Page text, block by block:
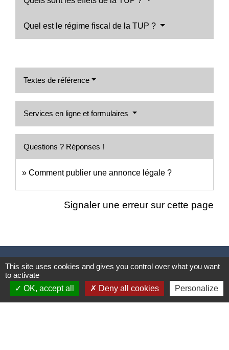
Quel est le régime fiscal de la TUP ?
Textes de référence
Services en ligne et formulaires
Questions ? Réponses !
Comment publier une annonce légale ?
Signaler une erreur sur cette page
Nous contacter
Commune de Puylaurens
1 rue de la Mairie
This site uses cookies and gives you control over what you want
to activate
OK, accept all
Deny all cookies Personalize